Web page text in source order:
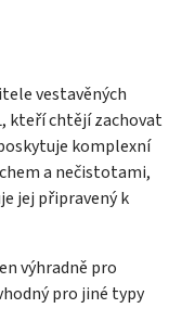
vestavěných
kteří chtějí zachovat
komplexní
a nečistotami,
jej připravený k
výhradně pro
pro jiné typy